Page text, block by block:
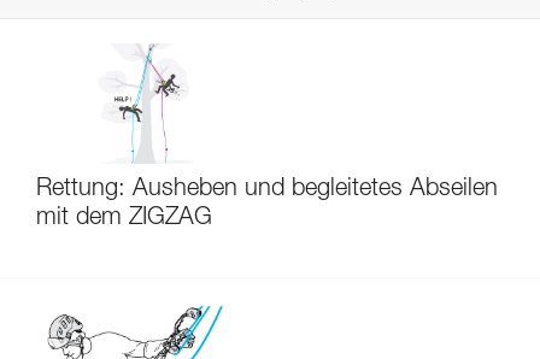
Rettung: Ausheben und begleitetes Abseilen
mit dem ZIGZAG